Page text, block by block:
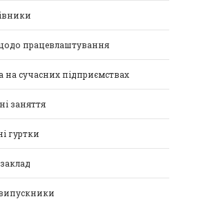
працевлаштування
на сучасних підприємствах
заняття
гуртки